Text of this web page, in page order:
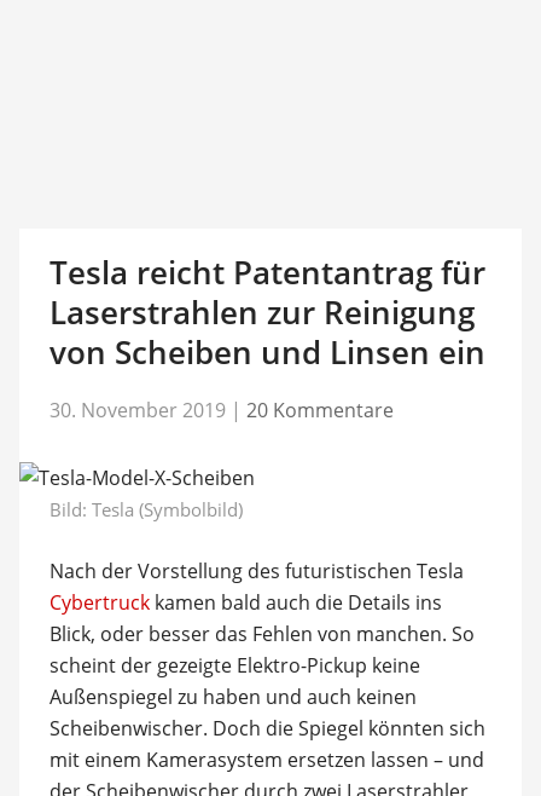
Tesla reicht Patentantrag für
Laserstrahlen zur Reinigung
von Scheiben und Linsen ein
30. November 2019 | 20 Kommentare
Bild: Tesla (Symbolbild)
Nach der Vorstellung des futuristischen Tesla
Cybertruckkamen bald auch die Details ins
Blick, oder besser das Fehlen von manchen. So
scheint der gezeigte Elektro-Pickup keine
Außenspiegel zu haben und auch keinen
Scheibenwischer. Doch die Spiegel könnten sich
mit einem Kamerasystem ersetzen lassen – und
der Scheibenwischer durch zwei Laserstrahler